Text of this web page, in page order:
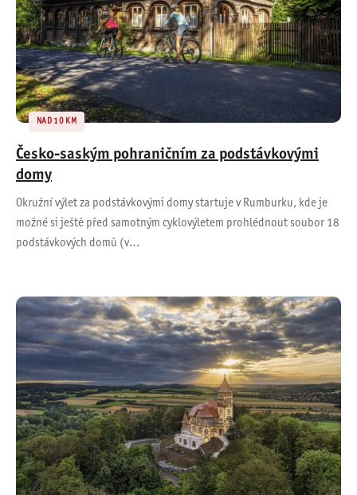
NAD 10 KM
Česko-saským pohraničním za podstávkovými
domy
Okružní výlet za podstávkovými domy startuje v Rumburku, kde je
možné si ještě před samotným cyklovýletem prohlédnout soubor 18
podstávkových domů (v…